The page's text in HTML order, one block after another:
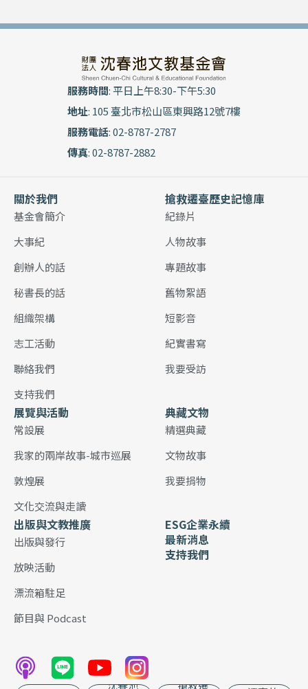
演於武俠片盛行之時的作品。
服務時間: 平日上午8:30-下午5:30
地址: 105 臺北市松山區東興路12號7樓
服務電話: 02-8787-2787
傳真: 02-8787-2882
關於我們
基金會簡介
大事紀
創辦人的話
秘書長的話
組織架構
志工活動
聯絡我們
支持我們
搶救遷臺歷史記憶庫
紀錄片
人物故事
專題故事
舊物絮語
短影音
紀實書寫
我要受訪
展覽與活動
常設展
我家的兩岸故事-城市巡展
敦煌展
文化交流與走讀
典藏文物
精選典藏
文物故事
我要捐物
出版與文教推廣
出版與發行
放映活動
漂流箱駐足
節目與 Podcast
ESG企業永續
最新消息
支持我們
沈春池 搶救遷